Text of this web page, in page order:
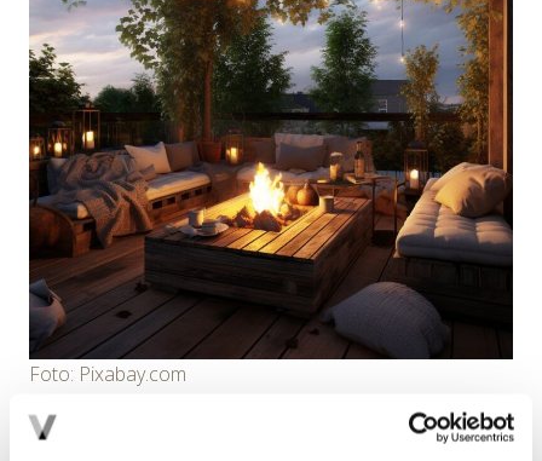
Foto: Pixabay.com
sprzyjają długim pobytom na balkonie. Dlatego nie